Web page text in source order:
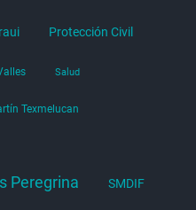
Protección Civil
Salud
Texmelucan
Peregrina SMDIF